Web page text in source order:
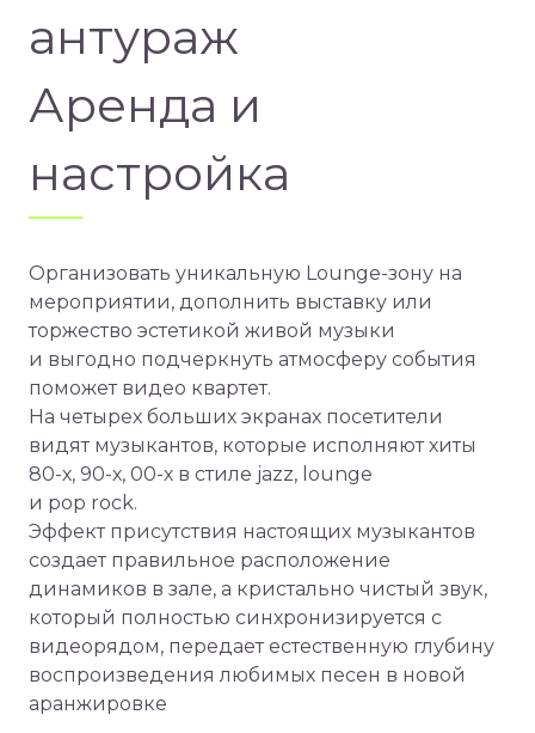
антураж
Аренда и
настройка
Организовать уникальную Lounge-зону на
мероприятии, дополнить выставку или
торжество эстетикой живой музыки
и выгодно подчеркнуть атмосферу события
поможет видео квартет.
На четырех больших экранах посетители
видят музыкантов, которые исполняют хиты
80-х, 90-х, 00-х в стиле jazz, lounge
и pop rock.
Эффект присутствия настоящих музыкантов
создает правильное расположение
динамиков в зале, а кристально чистый звук,
который полностью синхронизируется с
видеорядом, передает естественную глубину
воспроизведения любимых песен в новой
аранжировке